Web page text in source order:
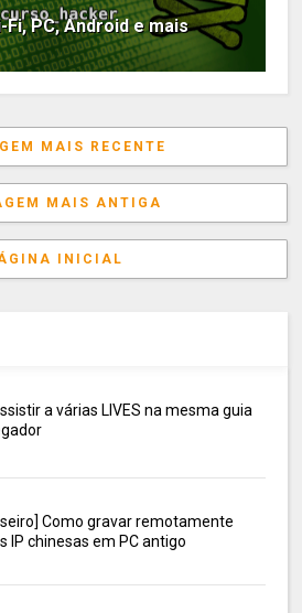
PC, Android e mais
MAIS RECENTE
MAIS ANTIGA
INICIAL
a várias LIVES na mesma guia
Como gravar remotamente
IP chinesas em PC antigo